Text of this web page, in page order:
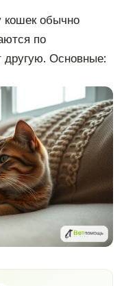
кошек обычно
по
Основные: